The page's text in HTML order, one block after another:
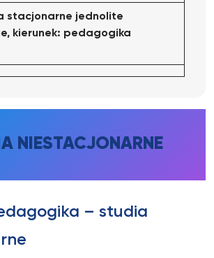
stacjonarne jednolite
kierunek: pedagogika
NIESTACJONARNE
– studia